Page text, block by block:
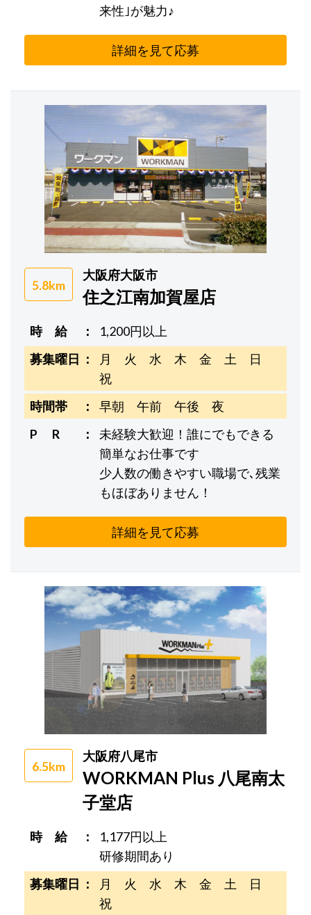
来性｣が魅力♪
詳細を見て応募
5.8km
大阪府大阪市
住之江南加賀屋店
時 給
1,200円以上
募集曜日
月 火 水 木 金 土 日
祝
時間帯
早朝 午前 午後 夜
P R
未経験大歓迎！誰にでもできる
簡単なお仕事です
少人数の働きやすい職場で､残業
もほぼありません！
詳細を見て応募
6.5km
大阪府八尾市
WORKMAN Plus 八尾南太
子堂店
時 給
1,177円以上
研修期間あり
募集曜日
月 火 水 木 金 土 日
祝